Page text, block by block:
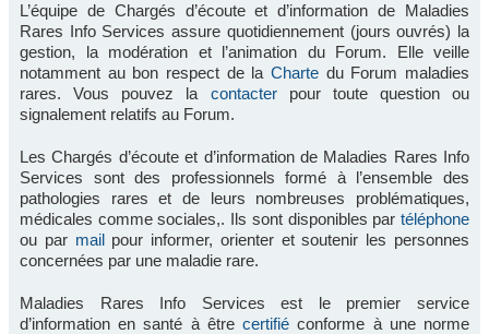
L’équipe de Chargés d’écoute et d’information de Maladies
Rares Info Services assure quotidiennement (jours ouvrés) la
gestion, la modération et l’animation du Forum. Elle veille
notamment au bon respect de la Charte du Forum maladies
rares. Vous pouvez la contacterpour toute question ou
signalement relatifs au Forum.
Les Chargés d’écoute et d’information de Maladies Rares Info
Services sont des professionnels formé à l’ensemble des
pathologies rares et de leurs nombreuses problématiques,
médicales comme sociales,. Ils sont disponibles par téléphone
ou par mailpour informer, orienter et soutenir les personnes
concernées par une maladie rare.
Maladies Rares Info Services est le premier service
d’information en santé à êtrecertifié conforme à une norme